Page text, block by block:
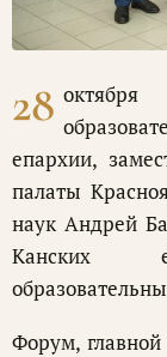
28
епархии,
палаты
наук Андрей
Канских
Форум,